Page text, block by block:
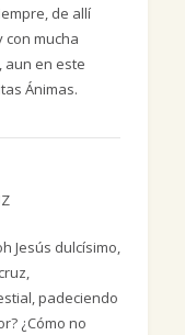
de allí
con mucha
aun en este
Ánimas.
Jesús dulcísimo,
padeciendo
¿Cómo no